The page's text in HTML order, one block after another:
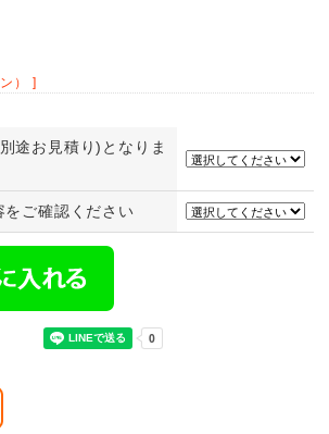
） ]
途お見積り)となりま
ご確認ください